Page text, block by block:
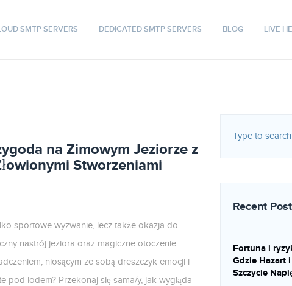
SMTP SERVERS DEDICATED SMTP SERVERS BLOG LIVE
na Zimowym Jeziorze z
Stworzeniami
sportowe wyzwanie, lecz także okazja do
nastrój jeziora oraz magiczne otoczenie
niosącym ze sobą dreszczyk emocji i
pod lodem? Przekonaj się sama/y, jak wygląda
Recent
Fortuna i
Gdzie Hazart
Szczycie